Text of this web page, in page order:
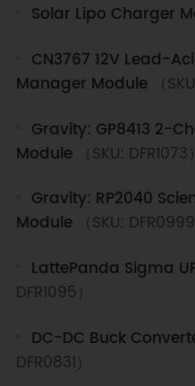
Solar Lipo Charger
CN3767 12V Lead-
Manager Module （
Gravity: GP8413 2-
Module （SKU: DFR1073）
Gravity: RP2040
Module （SKU: DFR0999
LattePanda Sigma
DFR1095）
DC-DC Buck
DFR0831）